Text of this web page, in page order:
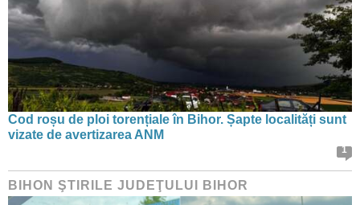
Cod roșu de ploi torențiale în Bihor. Șapte localități sunt
vizate de avertizarea ANM
1
BIHON ŞTIRILE JUDEŢULUI BIHOR